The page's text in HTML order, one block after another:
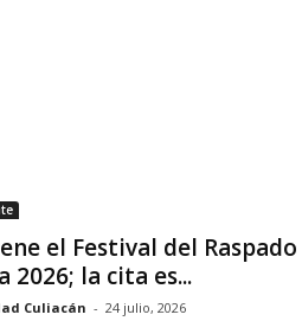
el Festival del Raspado
2026; la cita es...
Culiacán - 24 julio, 2026